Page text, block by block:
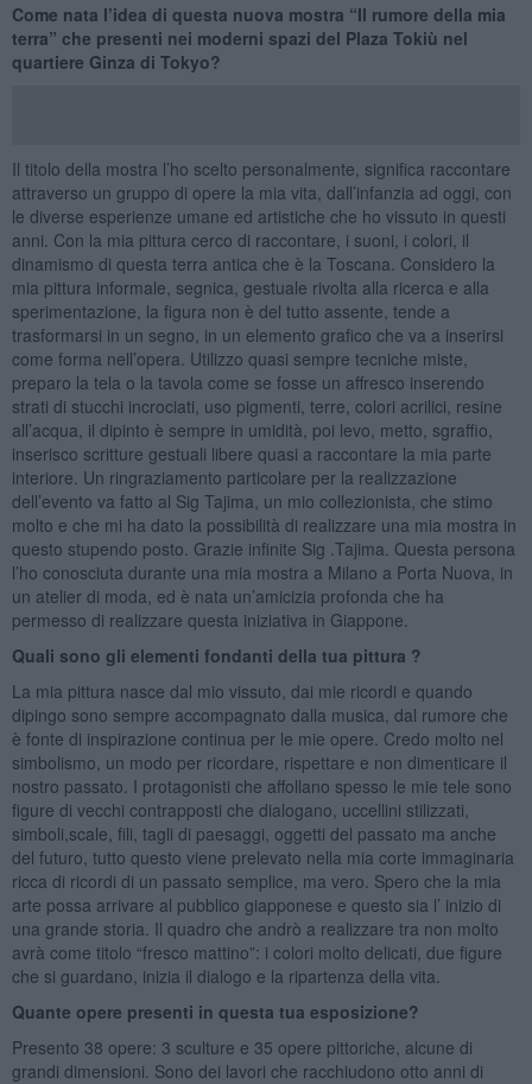
Come nata l’idea di questa nuova mostra “Il rumore della mia
terra” che presenti nei moderni spazi del Plaza Tokiù nel
quartiere Ginza di Tokyo?
Il titolo della mostra l’ho scelto personalmente, significa raccontare
attraverso un gruppo di opere la mia vita, dall’infanzia ad oggi, con
le diverse esperienze umane ed artistiche che ho vissuto in questi
anni. Con la mia pittura cerco di raccontare, i suoni, i colori, il
dinamismo di questa terra antica che è la Toscana. Considero la
mia pittura informale, segnica, gestuale rivolta alla ricerca e alla
sperimentazione, la figura non è del tutto assente, tende a
trasformarsi in un segno, in un elemento grafico che va a inserirsi
come forma nell’opera. Utilizzo quasi sempre tecniche miste,
preparo la tela o la tavola come se fosse un affresco inserendo
strati di stucchi incrociati, uso pigmenti, terre, colori acrilici, resine
all’acqua, il dipinto è sempre in umidità, poi levo, metto, sgraffio,
inserisco scritture gestuali libere quasi a raccontare la mia parte
interiore. Un ringraziamento particolare per la realizzazione
dell’evento va fatto al Sig Tajima, un mio collezionista, che stimo
molto e che mi ha dato la possibilità di realizzare una mia mostra in
questo stupendo posto. Grazie infinite Sig .Tajima. Questa persona
l’ho conosciuta durante una mia mostra a Milano a Porta Nuova, in
un atelier di moda, ed è nata un’amicizia profonda che ha
permesso di realizzare questa iniziativa in Giappone.
Quali sono gli elementi fondanti della tua pittura ?
La mia pittura nasce dal mio vissuto, dai mie ricordi e quando
dipingo sono sempre accompagnato dalla musica, dal rumore che
è fonte di inspirazione continua per le mie opere. Credo molto nel
simbolismo, un modo per ricordare, rispettare e non dimenticare il
nostro passato. I protagonisti che affollano spesso le mie tele sono
figure di vecchi contrapposti che dialogano, uccellini stilizzati,
simboli,scale, fili, tagli di paesaggi, oggetti del passato ma anche
del futuro, tutto questo viene prelevato nella mia corte immaginaria
ricca di ricordi di un passato semplice, ma vero. Spero che la mia
arte possa arrivare al pubblico giapponese e questo sia l’ inizio di
una grande storia. Il quadro che andrò a realizzare tra non molto
avrà come titolo “fresco mattino”: i colori molto delicati, due figure
che si guardano, inizia il dialogo e la ripartenza della vita.
Quante opere presenti in questa tua esposizione?
Presento 38 opere: 3 sculture e 35 opere pittoriche, alcune di
grandi dimensioni. Sono dei lavori che racchiudono otto anni di